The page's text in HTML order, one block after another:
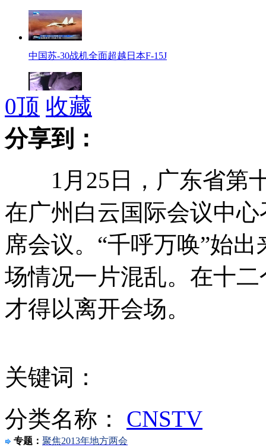
中国苏-30战机全面超越日本F-15J
男子酒驾被查露丑态 转身跳下河
史上"最囧公交站":站名贴在扫把上
老爸的谎言你听得出来吗：别爱得太迟
张剑任中国足球新掌门 韦迪离任
传韦迪任职汽摩中心主任 记者苦等
月球陨石每克价格是黄金的30倍
0顶 收藏
分享到：
1月25日，广东省第十
在广州白云国际会议中
席会议。“千呼万唤”始
场情况一片混乱。在十
才得以离开会场。
关键词：
分类名称： CNSTV
专题： 聚焦2013年地方两会